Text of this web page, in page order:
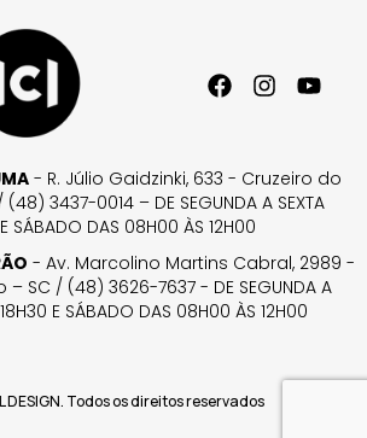
- R. Júlio Gaidzinki, 633 - Cruzeiro do
3437-0014 – DE SEGUNDA A SEXTA
SÁBADO DAS 08H00 ÀS 12H00
- Av. Marcolino Martins Cabral, 2989 -
SC / (48) 3626-7637 - DE SEGUNDA A
E SÁBADO DAS 08H00 ÀS 12H00
DESIGN. Todos os direitos reservados